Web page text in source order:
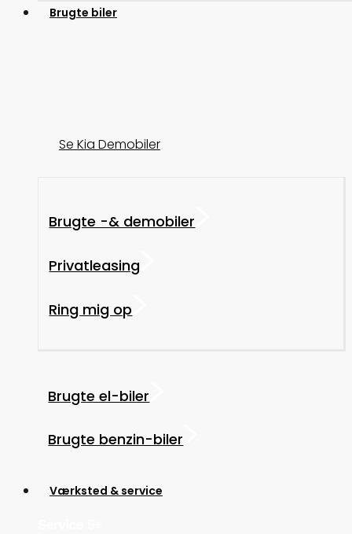
Brugte biler
Se Kia Demobiler
Brugte -& demobiler
Privatleasing
Ring mig op
Brugte el-biler
Brugte benzin-biler
Værksted & service